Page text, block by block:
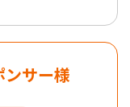
ンサー様